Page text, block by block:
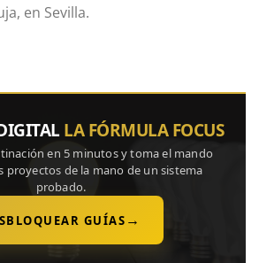
en Sevilla.
LA FÓRMULA FOCUS
en 5 minutos y toma el mando
proyectos de la mano de un sistema
probado.
GUÍAS →